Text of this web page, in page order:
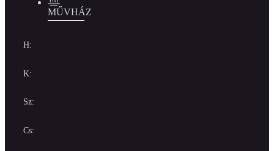
MŰVHÁZ
H:
K:
Sz:
Cs: